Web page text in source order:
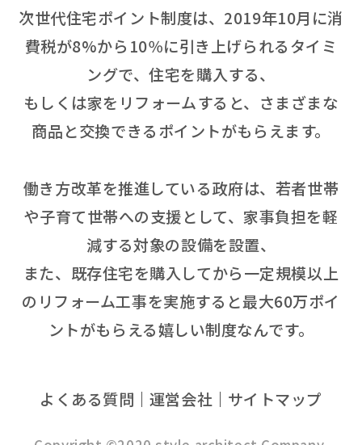
次世代住宅ポイント制度は、2019年10月に消
費税が8%から10％に引き上げられるタイミ
ングで、住宅を購入する、
もしくは家をリフォームすると、さまざまな
商品と交換できるポイントがもらえます。
働き方改革を推進している政府は、若者世帯
や子育て世帯への支援として、家事負担を軽
減する対象の設備を設置、
また、既存住宅を購入してから一定規模以上
のリフォーム工事を実施すると最大60万ポイ
ントがもらえる嬉しい制度なんです。
よくある質問 運営会社 サイトマップ